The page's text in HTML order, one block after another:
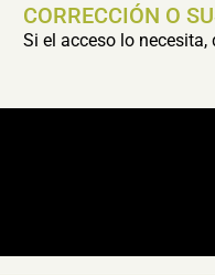
CORRECCIÓN O
Si el acceso lo